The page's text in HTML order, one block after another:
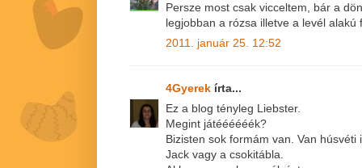
Persze most csak vicceltem, bár a
legjobban a rózsa illetve a levél alakú
2011. január 25. 12:52
4Gyerek írta...
Ez a blog tényleg Liebster.
Megint játéééééék?
Bizisten sok formám van. Van
Jack vagy a csokitábla.